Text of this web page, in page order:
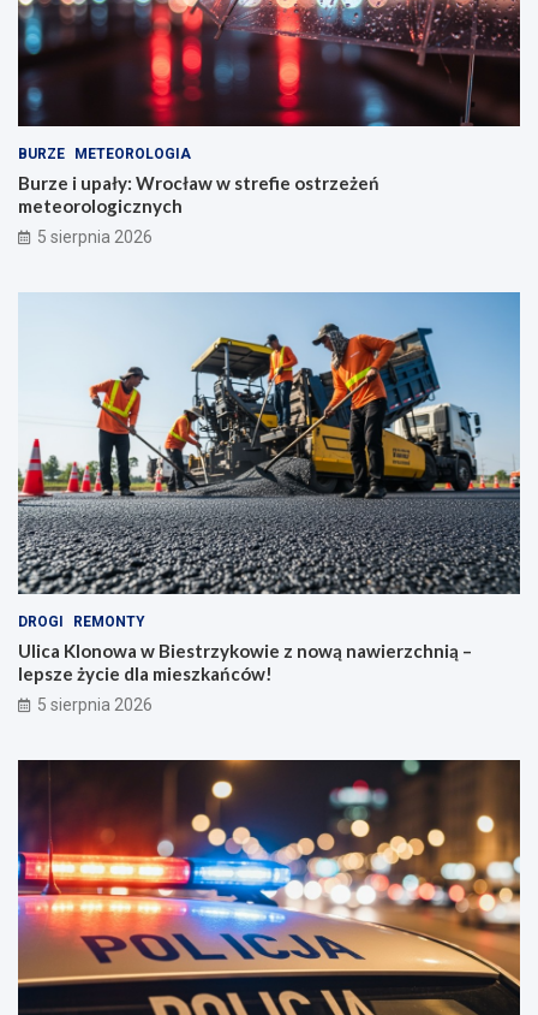
BURZE METEOROLOGIA
Burze i upały: Wrocław w strefie ostrzeżeń
meteorologicznych
5 sierpnia 2026
DROGI REMONTY
Ulica Klonowa w Biestrzykowie z nową nawierzchnią –
lepsze życie dla mieszkańców!
5 sierpnia 2026